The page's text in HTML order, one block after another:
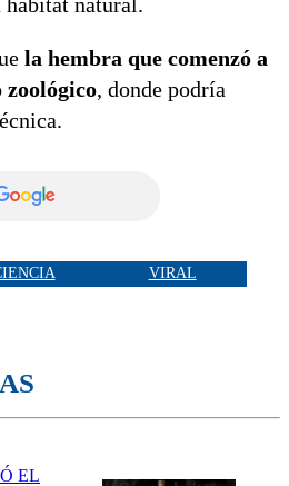
la hembra que comenzó a
zoológico, donde podría
VIRAL
EL